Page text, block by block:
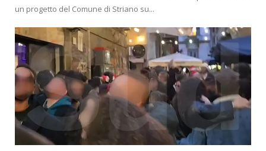
un progetto del Comune di Striano su...